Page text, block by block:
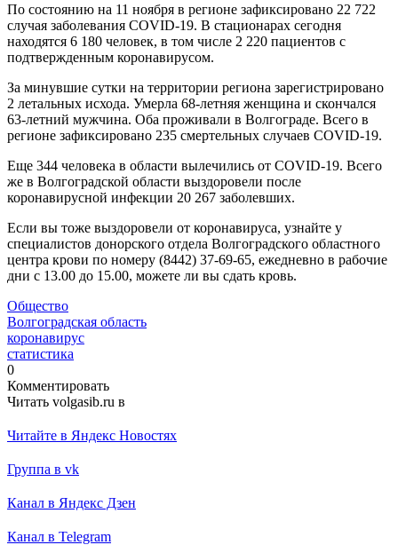
По состоянию на 11 ноября в регионе зафиксировано 22 722
случая заболевания COVID-19. В стационарах сегодня
находятся 6 180 человек, в том числе 2 220 пациентов с
подтвержденным коронавирусом.
За минувшие сутки на территории региона зарегистрировано
2 летальных исхода. Умерла 68-летняя женщина и скончался
63-летний мужчина. Оба проживали в Волгограде. Всего в
регионе зафиксировано 235 смертельных случаев СОVID-19.
Еще 344 человека в области вылечились от COVID-19. Всего
же в Волгоградской области выздоровели после
коронавирусной инфекции 20 267 заболевших.
Если вы тоже выздоровели от коронавируса, узнайте у
специалистов донорского отдела Волгоградского областного
центра крови по номеру (8442) 37-69-65, ежедневно в рабочие
дни с 13.00 до 15.00, можете ли вы сдать кровь.
Общество
Волгоградская область
коронавирус
статистика
0
Комментировать
Читать volgasib.ru в
Читайте в Яндекс Новостях
Группа в vk
Канал в Яндекс Дзен
Канал в Telegram